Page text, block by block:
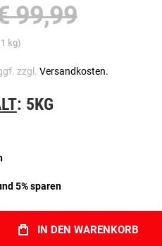
99,99
kg)
zzgl. Versandkosten.
: 5KG
5% sparen
IN DEN WARENKORB